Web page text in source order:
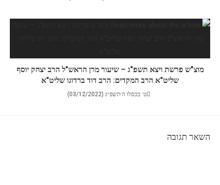
מוצ"ש פרשת ויצא תשפ"ג – שיעור מרן הראש"ל הרב יצחק יוסף
שליט"א הרב המקדים: הרב דוד ברדוגו שליט"א
ט׳ בכסלו ה׳תשפ״ג (03/12/2022)
השאר תגובה